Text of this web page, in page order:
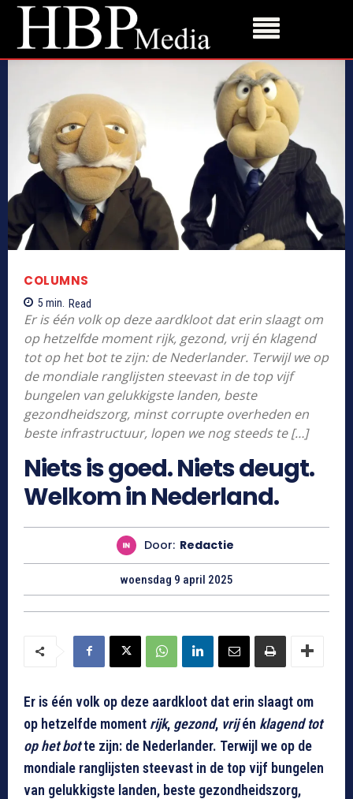
COLUMNS
5 min. Read
Er is één volk op deze aardkloot dat erin slaagt om
op hetzelfde moment rijk, gezond, vrij én klagend
tot op het bot te zijn: de Nederlander. Terwijl we op
de mondiale ranglijsten steevast in de top vijf
bungelen van gelukkigste landen, beste
gezondheidszorg, minst corrupte overheden en
beste infrastructuur, lopen we nog steeds te […]
Niets is goed. Niets deugt.
Welkom in Nederland.
Door: Redactie
woensdag 9 april 2025
Er is één volk op deze aardkloot dat erin slaagt om
op hetzelfde moment rijk, gezond, vrijén klagend tot
op het botte zijn: de Nederlander. Terwijl we op de
mondiale ranglijsten steevast in de top vijf bungelen
van gelukkigste landen, beste gezondheidszorg,